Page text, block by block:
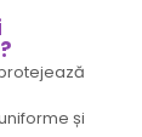
și